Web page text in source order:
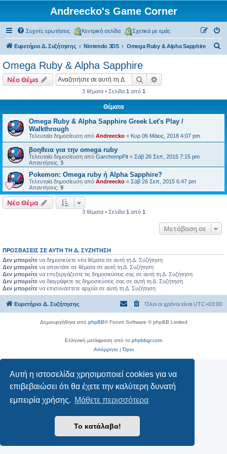
Αυτή η ιστοσελίδα χρησιμοποιεί cookies για να
επιβεβαιώσει ότι θα έχετε την καλύτερη δυνατή
εμπειρία χρήσης. Μάθετε περισσότερα
Το κατάλαβα!
Andreecko's Game Corner
Συχνές ερωτήσεις Κεντρική σελίδα Σχετικά με εμάς
Ευρετήριο Δ. Συζήτησης Nintendo 3DS Omega Ruby & Alpha Sapphire
η
Omega Ruby & Alpha Sapphire
Νέο Θέμα Αναζήτηση
3 θέματα • Σελίδα 1 από 1
Θέματα
Omega Ruby & Alpha Sapphire Greek Let's Play /
Walkthrough
Τελευταία δημοσίευση από Andreecko « Κυρ 06 Μάιος, 2018 4:07 pm
βοηθεια για την omega ruby
Τελευταία δημοσίευση από GarchompPit « Σάβ 26 Σεπ, 2015 7:15 pm
Απαντήσεις: 3
Pokemon: Omega ruby ή Alpha Sapphire?
Τελευταία δημοσίευση από Andreecko « Σάβ 26 Σεπ, 2015 6:47 pm
Απαντήσεις: 9
Νέο Θέμα
3 θέματα • Σελίδα 1 από 1
Μετάβαση σε
ΠΡΟΣΒΆΣΕΙΣ ΣΕ ΑΥΤΉ ΤΗ Δ. ΣΥΖΉΤΗΣΗ
Δεν μπορείτε να δημοσιεύετε νέα θέματα σε αυτή τη Δ. Συζήτηση
Δεν μπορείτε να απαντάτε σε θέματα σε αυτή τη Δ. Συζήτηση
Δεν μπορείτε να επεξεργάζεστε τις δημοσιεύσεις σας σε αυτή τη Δ. Συζήτηση
Δεν μπορείτε να διαγράφετε τις δημοσιεύσεις σας σε αυτή τη Δ. Συζήτηση
Δεν μπορείτε να επισυνάπτετε αρχεία σε αυτή τη Δ. Συζήτηση
Ευρετήριο Δ. Συζήτησης Όλοι οι χρόνοι είναι UTC+03:00
Δημιουργήθηκε από phpBB® Forum Software © phpBB Limited
Ελληνική μετάφραση από το phpbbgr.com
Απόρρητο|Όροι